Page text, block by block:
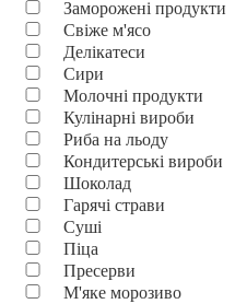
Заморожені продукти
Свіже м'ясо
Делікатеси
Сири
Молочні продукти
Кулінарні вироби
Риба на льоду
Кондитерські вироби
Шоколад
Гарячі страви
Суші
Піца
Пресерви
М'яке морозиво